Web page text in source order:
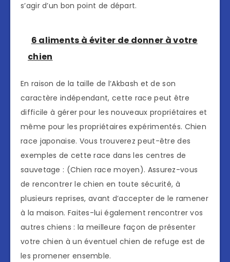
s’agir d’un bon point de départ.
6 aliments à éviter de donner à votre
chien
En raison de la taille de l’Akbash et de son
caractère indépendant, cette race peut être
difficile à gérer pour les nouveaux propriétaires et
même pour les propriétaires expérimentés. Chien
race japonaise. Vous trouverez peut-être des
exemples de cette race dans les centres de
sauvetage : (Chien race moyen). Assurez-vous
de rencontrer le chien en toute sécurité, à
plusieurs reprises, avant d’accepter de le ramener
à la maison. Faites-lui également rencontrer vos
autres chiens : la meilleure façon de présenter
votre chien à un éventuel chien de refuge est de
les promener ensemble.